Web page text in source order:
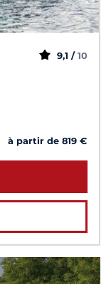
9,1 / 10
à partir de 819 €